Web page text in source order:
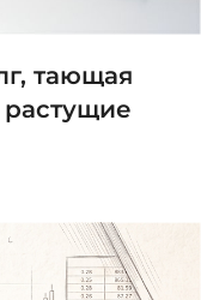
тающая
растущие